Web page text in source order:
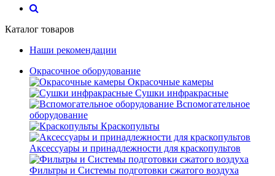
Каталог товаров
Наши рекомендации
Окрасочное оборудование
Окрасочные камеры
Сушки инфракрасные
Вспомогательное
оборудование
Краскопульты
Аксессуары и принадлежности для краскопультов
Фильтры и Системы подготовки сжатого воздуха